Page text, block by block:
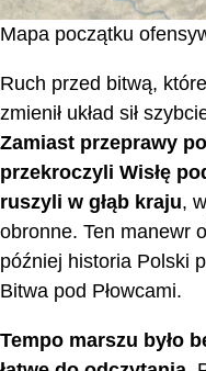
Mapa początku
Ruch przed bitwą,
zmienił układ sił
Zamiast przeprawy
przekroczyli Wisłę
ruszyli w głąb kraju,
obronne. Ten manewr
później historia Polski
Bitwa pod Płowcami.
Tempo marszu było